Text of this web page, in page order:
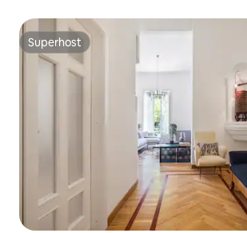
Superhost
Superhost